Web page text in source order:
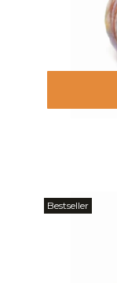
Bestseller